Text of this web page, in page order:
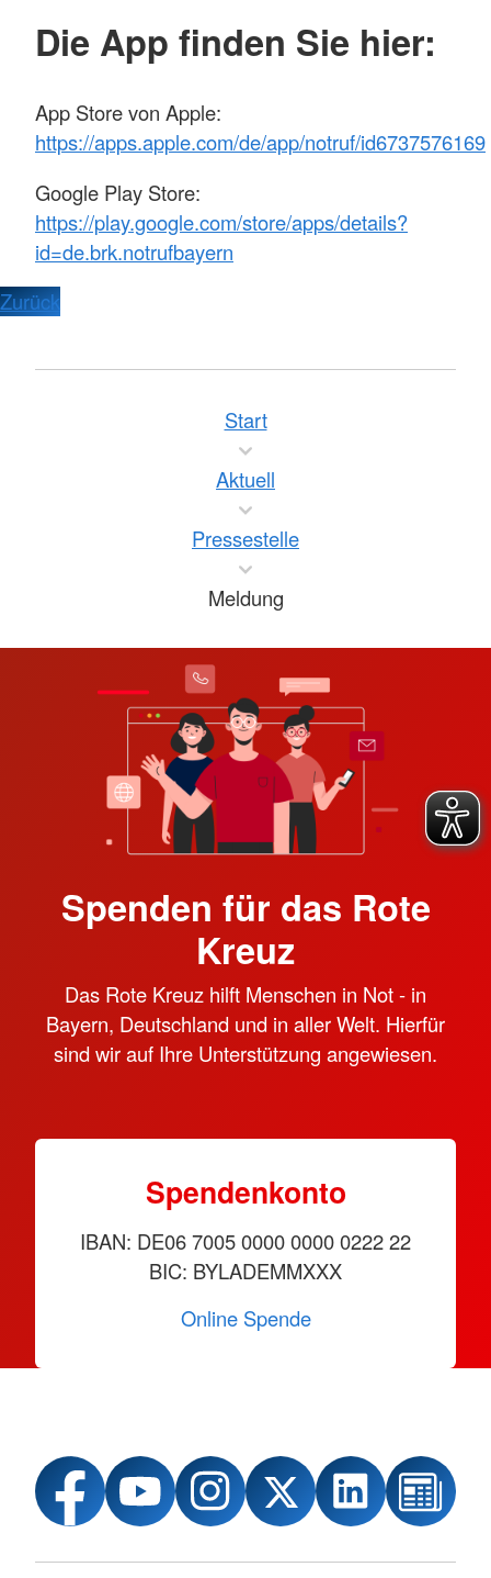
Die App finden Sie hier:
App Store von Apple:
https://apps.apple.com/de/app/notruf/id6737576169
Google Play Store:
https://play.google.com/store/apps/details?
id=de.brk.notrufbayern
Zurück
Start
Aktuell
Pressestelle
Meldung
Spenden für das Rote
Kreuz
Das Rote Kreuz hilft Menschen in Not - in
Bayern, Deutschland und in aller Welt. Hierfür
sind wir auf Ihre Unterstützung angewiesen.
Spendenkonto
IBAN: DE06 7005 0000 0000 0222 22
BIC: BYLADEMMXXX
Online Spende